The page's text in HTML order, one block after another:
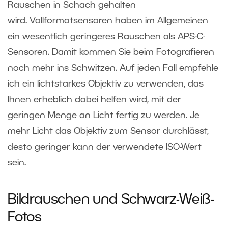
Rauschen in Schach gehalten
wird. Vollformatsensoren haben im Allgemeinen
ein wesentlich geringeres Rauschen als APS-C-
Sensoren. Damit kommen Sie beim Fotografieren
noch mehr ins Schwitzen. Auf jeden Fall empfehle
ich ein lichtstarkes Objektiv zu verwenden, das
Ihnen erheblich dabei helfen wird, mit der
geringen Menge an Licht fertig zu werden. Je
mehr Licht das Objektiv zum Sensor durchlässt,
desto geringer kann der verwendete ISO-Wert
sein.
Bildrauschen und Schwarz-Weiß-
Fotos